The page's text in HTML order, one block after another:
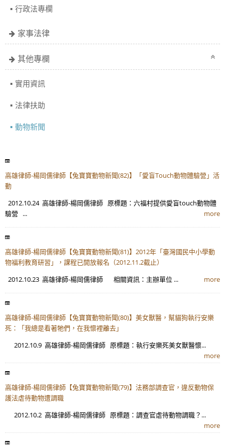
行政法專欄
家事法律
其他專欄
實用資訊
法律扶助
動物新聞
高雄律師-楊岡儒律師【兔寶寶動物新聞(82)】「愛盲Touch動物體驗營」活
動
2012.10.24 高雄律師-楊岡儒律師 原標題：六福村提供愛盲touch動物體
驗營 ...
more
高雄律師-楊岡儒律師【兔寶寶動物新聞(81)】2012年「臺灣國民中小學動
物福利教育研習」，課程已開放報名（2012.11.2截止）
2012.10.23 高雄律師-楊岡儒律師 相關資訊：主辦單位 ...
more
高雄律師-楊岡儒律師【兔寶寶動物新聞(80)】美女獸醫，幫貓狗執行安樂
死：「我總是看著牠們，在我懷裡離去」
2012.10.9 高雄律師-楊岡儒律師 原標題：執行安樂死美女獸醫懷...
more
高雄律師-楊岡儒律師【兔寶寶動物新聞(79)】法務部調查官，違反動物保
護法虐待動物遭調職
2012.10.2 高雄律師-楊岡儒律師 原標題：調查官虐待動物調職？...
more